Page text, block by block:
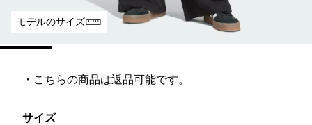
モデルのサイズ
・こちらの商品は返品可能です。
サイズ